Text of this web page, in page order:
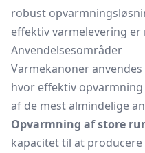
robust
effektiv varmelevering er
Anvendelsesområder
Varmekanoner
hvor effektiv
af de mest almindelige
Opvarmning af store
kapacitet til at